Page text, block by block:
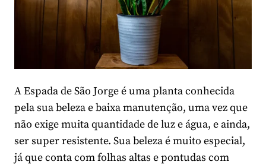
A Espada de São Jorge é uma planta conhecida
pela sua beleza e baixa manutenção, uma vez que
não exige muita quantidade de luz e água, e ainda,
ser super resistente. Sua beleza é muito especial,
já que conta com folhas altas e pontudas com